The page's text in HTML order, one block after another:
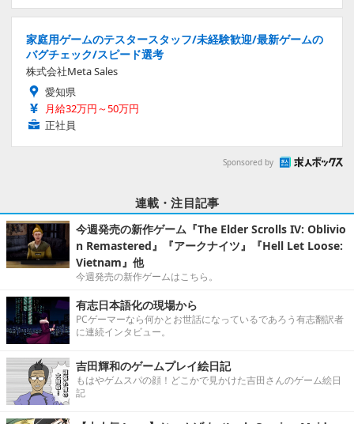
家庭用ゲームのテスタースタッフ/未経験歓迎/最新ゲームの
バグチェック/スピード選考
株式会社Meta Sales
愛知県
月給32万円～50万円
正社員
Sponsored by
連載・注目記事
今週発売の新作ゲーム『The Elder Scrolls IV: Oblivio
n Remastered』『アークナイツ』『Hell Let Loose:
Vietnam』他
今週発売の新作ゲームはこちら。
有志日本語化の現場から
PCゲーマーなら何かとお世話になっているであろう有志翻訳者
に連続インタビュー。
吉田輝和のゲームプレイ絵日記
もはやゲムスパの顔！どこかで見かけた吉田さんのゲーム絵日
記